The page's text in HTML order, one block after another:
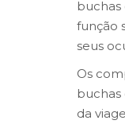
buchas
função
seus
Os
buchas
da